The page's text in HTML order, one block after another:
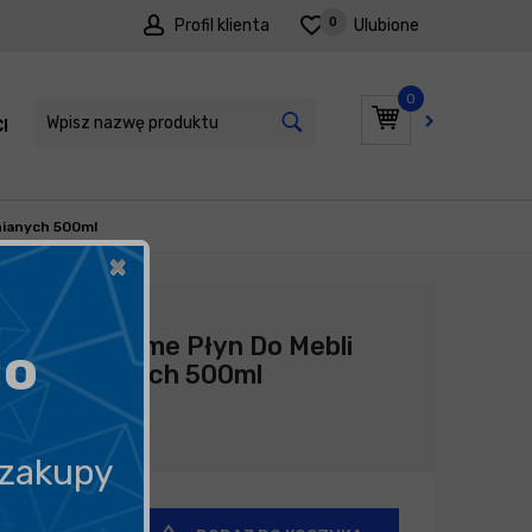
Profil klienta Ulubione
0
0
PROMOCJE
500ml
Producent: Fresso
Fresso Home Płyn Do Mebli
Drewnianych 500ml
16,90zł
×